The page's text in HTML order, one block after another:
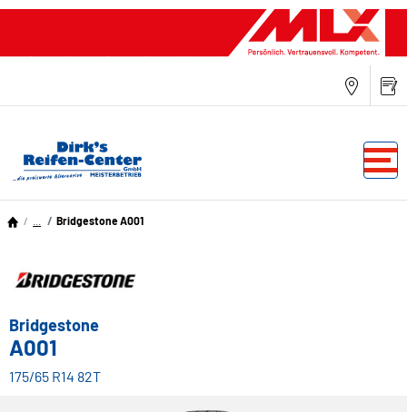
Bridgestone A001
Bridgestone
A001
175/65 R14 82T